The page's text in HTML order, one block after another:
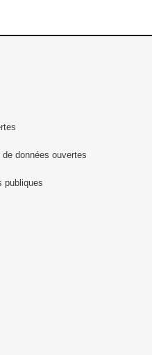
de données ouvertes
publiques